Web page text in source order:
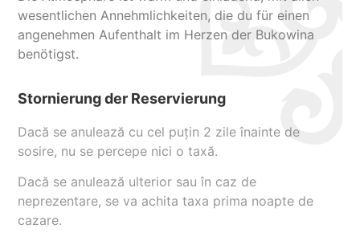
wesentlichen Annehmlichkeiten, die du für einen
angenehmen Aufenthalt im Herzen der Bukowina
benötigst.
Stornierung der Reservierung
Dacă se anulează cu cel puțin 2 zile înainte de
sosire, nu se percepe nici o taxă.
Dacă se anulează ulterior sau în caz de
neprezentare, se va achita taxa prima noapte de
cazare.